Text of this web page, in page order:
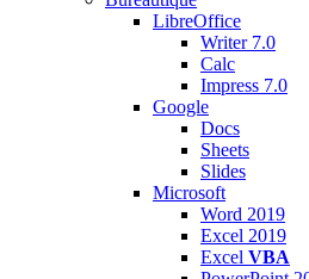
LibreOffice
Writer 7.0
Calc
Impress 7.0
Google
Docs
Sheets
Slides
Microsoft
Word 2019
Excel 2019
Excel VBA